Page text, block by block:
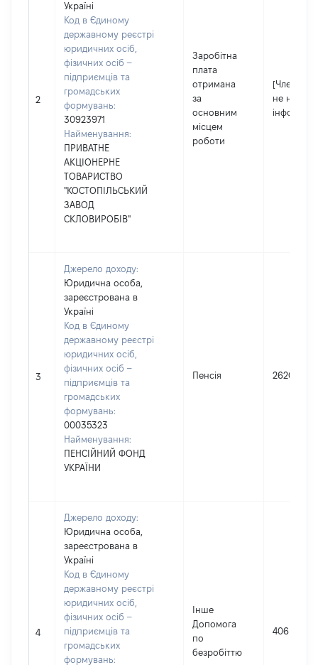
2
Україні
Код в Єдиному
державному реєстрі
юридичних осіб,
фізичних осіб –
підприємців та
громадських
формувань:
30923971
Найменування:
ПРИВАТНЕ
АКЦІОНЕРНЕ
ТОВАРИСТВО
"КОСТОПІЛЬСЬКИЙ
ЗАВОД
СКЛОВИРОБІВ"
Заробітна
плата
отримана
за
основним
місцем
роботи
[Член сім'ї
не надав
3
Джерело доходу:
Юридична особа,
зареєстрована в
Україні
Код в Єдиному
державному реєстрі
юридичних осіб,
фізичних осіб –
підприємців та
громадських
формувань:
00035323
Найменування:
ПЕНСІЙНИЙ ФОНД
УКРАЇНИ
Пенсія 26200
4
Джерело доходу:
Юридична особа,
зареєстрована в
Україні
Код в Єдиному
державному реєстрі
юридичних осіб,
фізичних осіб –
підприємців та
громадських
формувань:
Інше
Допомога
по
безробіттю
406